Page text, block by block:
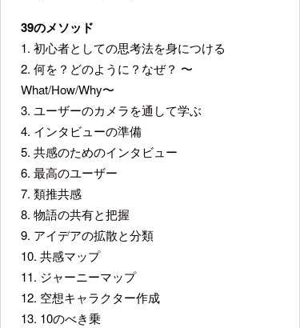
39のメソッド
1. 初心者としての思考法を身につける
2. 何を？どのように？なぜ？ 〜
What/How/Why〜
3. ユーザーのカメラを通して学ぶ
4. インタビューの準備
5. 共感のためのインタビュー
6. 最高のユーザー
7. 類推共感
8. 物語の共有と把握
9. アイデアの拡散と分類
10. 共感マップ
11. ジャーニーマップ
12. 空想キャラクター作成
13. 10のべき乗